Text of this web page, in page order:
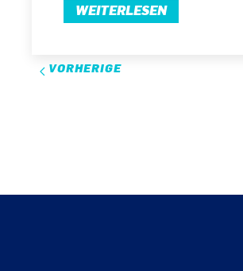
WEITERLESEN
VORHERIGE